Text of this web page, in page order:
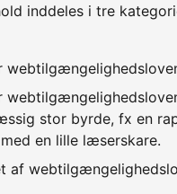
inddeles i tre
stor byrde, fx en
en lille læserskare.
af